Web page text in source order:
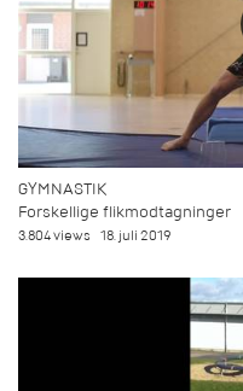
GYMNASTIK
Forskellige flikmodtagninger
3.804 views 18. juli 2019